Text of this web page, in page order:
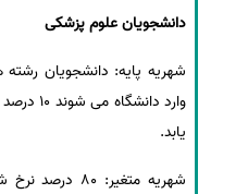
دانشجویان علوم پزشکی
یابد.
شهریه متغیر: 80